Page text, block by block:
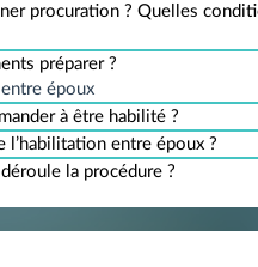
procuration ? Quelles
préparer ?
époux
à être habilité ?
l’habilitation entre époux ?
la procédure ?